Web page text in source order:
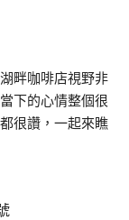
畔咖啡店視野非
下的心情整個很
很讚，一起來瞧